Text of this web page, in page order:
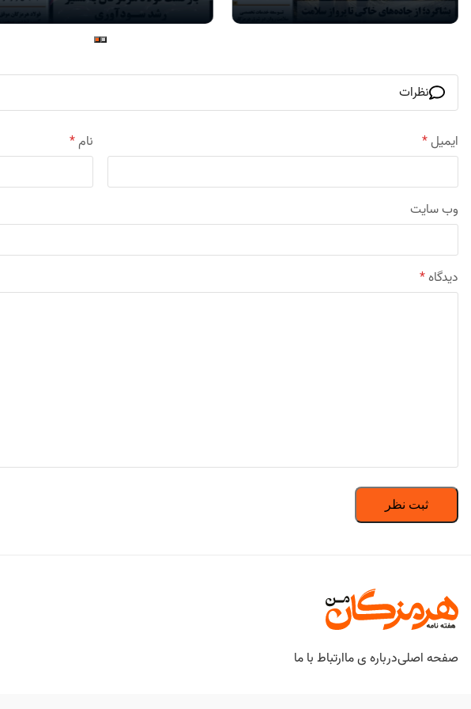
نظرات
نام* ایمیل*
وب‌ سایت
دیدگاه*
صفحه اصلیدرباره ی ماارتباط با ما